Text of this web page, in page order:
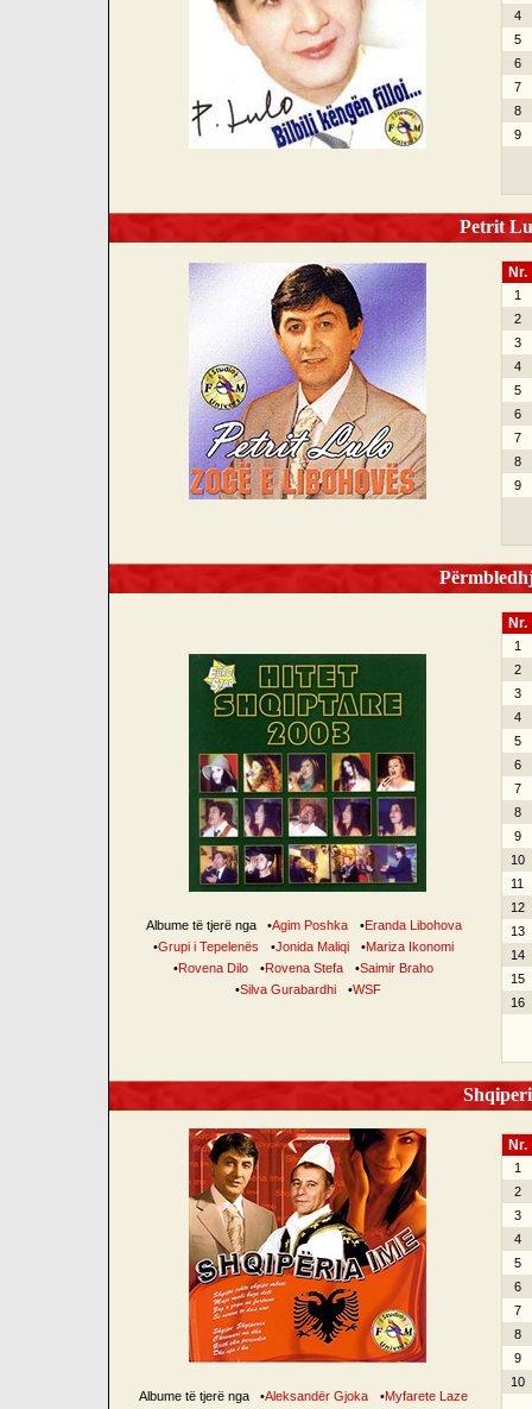
4
5
6
7
8
9
Petrit
Nr.
1
2
3
4
5
6
7
8
9
Albume të tjerë nga •Agim Poshka •Eranda Libohova
•Grupi i Tepelenës •Jonida Maliqi •Mariza Ikonomi
•Rovena Dilo •Rovena Stefa •Saimir Braho
•Silva Gurabardhi •WSF
Nr.
1
2
3
4
5
6
7
8
9
10
11
12
13
14
15
16
Albume të tjerë nga •Aleksandër Gjoka •Myfarete Laze
Nr.
1
2
3
4
5
6
7
8
9
10